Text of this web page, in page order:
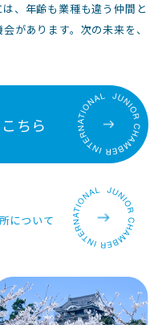
、年齢も業種も違う仲間と
があります。次の未来を、
ちら
について